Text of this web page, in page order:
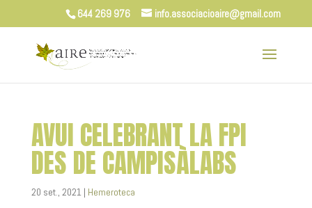
644 269 976 info.associacioaire@gmail.com
AVUI CELEBRANT LA FPI
DES DE CAMPISÀLABS
20 set., 2021| Hemeroteca